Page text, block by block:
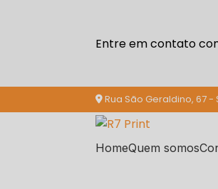
Entre em contato
Rua São Geraldino, 67 -
Home Quem somos